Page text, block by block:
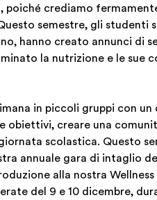
crediamo
semestre, gli studenti
hanno creato annunci di
la nutrizione e le sue
in piccoli gruppi con un
obiettivi, creare una
scolastica. Questo
annuale gara di intaglio
alla nostra Wellness
del 9 e 10 dicembre,